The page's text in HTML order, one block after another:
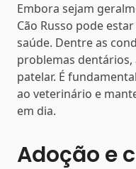
Embora sejam
Cão Russo pode
saúde. Dentre as
problemas dentários,
patelar. É
ao veterinário e
em dia.
Adoção e